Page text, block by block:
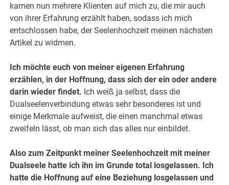
kamen nun mehrere Klienten auf mich zu, die mir auch
von ihrer Erfahrung erzählt haben, sodass ich mich
entschlossen habe, der Seelenhochzeit meinen nächsten
Artikel zu widmen.
Ich möchte euch von meiner eigenen Erfahrung
erzählen, in der Hoffnung, dass sich der ein oder andere
darin wieder findet. Ich weiß ja selbst, dass die
Dualseelenverbindung etwas sehr besonderes ist und
einige Merkmale aufweist, die einen manchmal etwas
zweifeln lässt, ob man sich das alles nur einbildet.
Also zum Zeitpunkt meiner Seelenhochzeit mit meiner
Dualseele hatte ich ihn im Grunde total losgelassen. Ich
hatte die Hoffnung auf eine Beziehung losgelassen und